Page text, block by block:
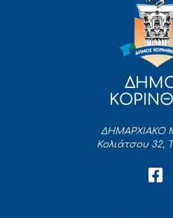
ΔΗΜΑΡΧΙΑΚΟ
Κολιάτσου 32,